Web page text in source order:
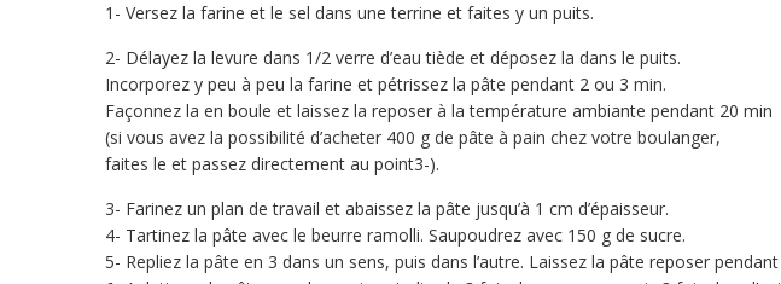
1- Versez la farine et le sel dans une terrine et faites y un puits.
2- Délayez la levure dans 1/2 verre d’eau tiède et déposez la dans le puits.
Incorporez y peu à peu la farine et pétrissez la pâte pendant 2 ou 3 min.
Façonnez la en boule et laissez la reposer à la température ambiante pendant 20 min
(si vous avez la possibilité d’acheter 400 g de pâte à pain chez votre boulanger,
faites le et passez directement au point3-).
3- Farinez un plan de travail et abaissez la pâte jusqu’à 1 cm d’épaisseur.
4- Tartinez la pâte avec le beurre ramolli. Saupoudrez avec 150 g de sucre.
5- Repliez la pâte en 3 dans un sens, puis dans l’autre. Laissez la pâte reposer